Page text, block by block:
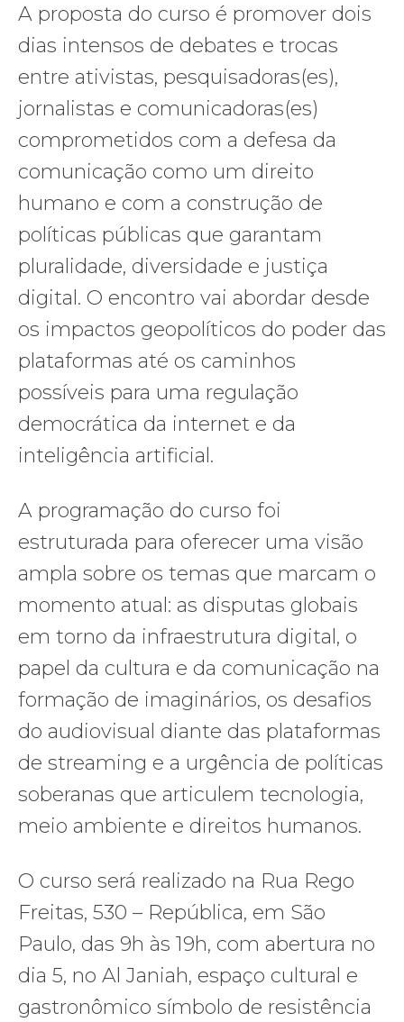
A proposta do curso é promover dois
dias intensos de debates e trocas
entre ativistas, pesquisadoras(es),
jornalistas e comunicadoras(es)
comprometidos com a defesa da
comunicação como um direito
humano e com a construção de
políticas públicas que garantam
pluralidade, diversidade e justiça
digital. O encontro vai abordar desde
os impactos geopolíticos do poder das
plataformas até os caminhos
possíveis para uma regulação
democrática da internet e da
inteligência artificial.
A programação do curso foi
estruturada para oferecer uma visão
ampla sobre os temas que marcam o
momento atual: as disputas globais
em torno da infraestrutura digital, o
papel da cultura e da comunicação na
formação de imaginários, os desafios
do audiovisual diante das plataformas
de streaming e a urgência de políticas
soberanas que articulem tecnologia,
meio ambiente e direitos humanos.
O curso será realizado na Rua Rego
Freitas, 530 – República, em São
Paulo, das 9h às 19h, com abertura no
dia 5, no Al Janiah, espaço cultural e
gastronômico símbolo de resistência